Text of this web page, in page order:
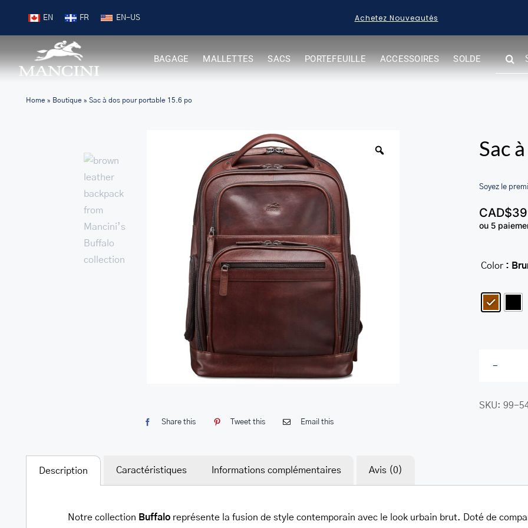
EN FR Achetez Nouveautés Acheter des Articles en Solde
BAGAGE MALLETTES SACS PORTEFEUILLE ACCESSOIRES SOLDE
FOR:
Home» Boutique» Sac à dos pour portable 15.6 po
Share this Tweet this Email this
Sac
Soyez le
CAD$
ou 5
Color :
SKU:99-
Description Caractéristiques Informations complémentaires Avis (0)
Notre collection Buffaloreprésente la fusion de style contemporain avec le look urbain brut. Doté de